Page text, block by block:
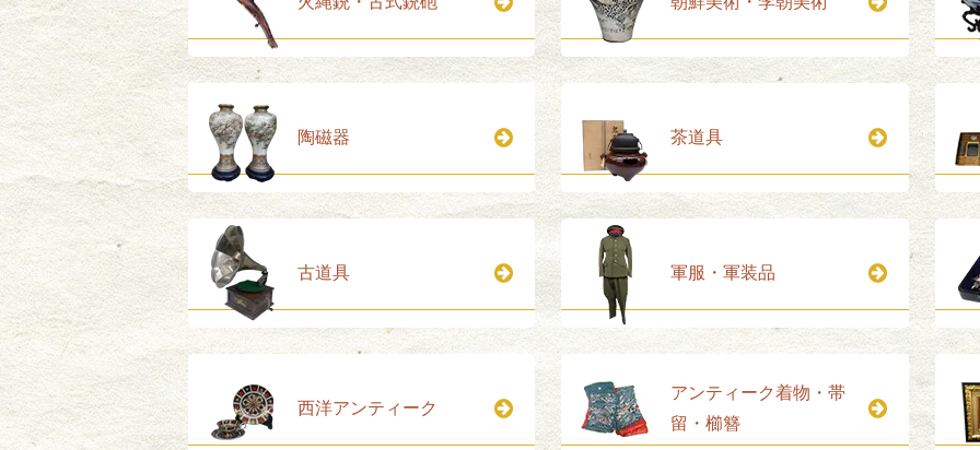
陶磁器 茶道具
古道具 軍服・軍装品
西洋アンティーク
アンティーク着物・帯
留・櫛簪